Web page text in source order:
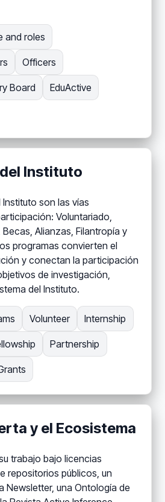
and roles
Officers
Board EduActive
Instituto
son las vías
Voluntariado,
Alianzas, Filantropía y
programas convierten el
y conectan la participación
de investigación,
del Instituto.
Volunteer Internship
Partnership
y el Ecosistema
trabajo bajo licencias
repositorios públicos, un
Newsletter, una Ontología de